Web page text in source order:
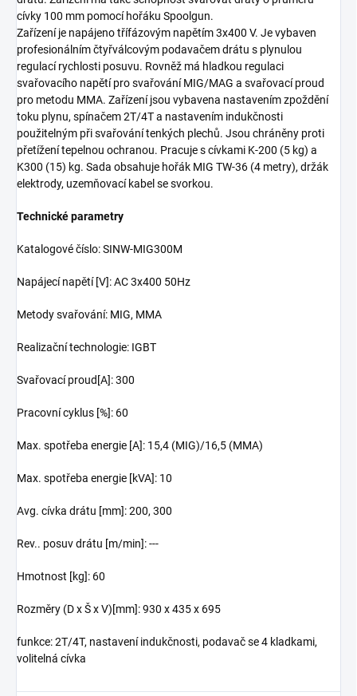
cívky 100 mm pomocí hořáku Spoolgun.
Zařízení je napájeno třífázovým napětím 3x400 V. Je vybaven
profesionálním čtyřválcovým podavačem drátu s plynulou
regulací rychlosti posuvu. Rovněž má hladkou regulaci
svařovacího napětí pro svařování MIG/MAG a svařovací proud
pro metodu MMA. Zařízení jsou vybavena nastavením zpoždění
toku plynu, spínačem 2T/4T a nastavením indukčnosti
použitelným při svařování tenkých plechů. Jsou chráněny proti
přetížení tepelnou ochranou. Pracuje s cívkami K-200 (5 kg) a
K300 (15) kg. Sada obsahuje hořák MIG TW-36 (4 metry), držák
elektrody, uzemňovací kabel se svorkou.
Technické parametry
Katalogové číslo:SINW-MIG300M
Napájecí napětí [V]:AC 3x400 50Hz
Metody svařování: MIG, MMA
Realizační technologie: IGBT
Svařovací proud [A]:300
Pracovní cyklus [%]: 60
Max. spotřeba energie [A]: 15,4 (MIG)/16,5 (MMA)
Max. spotřeba energie [kVA]: 10
Avg. cívka drátu [mm]:200, 300
Rev.. posuv drátu [m/min]:---
Hmotnost [kg]: 60
Rozměry (D x Š x V)[mm]:930 x 435 x 695
funkce:2T/4T, nastavení indukčnosti, podavač se 4 kladkami,
volitelná cívka